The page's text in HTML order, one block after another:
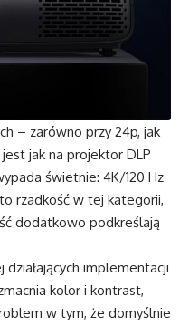
– zarówno przy 24p, jak
jak na projektor DLP
świetnie: 4K/120 Hz
rzadkość w tej kategorii,
dodatkowo podkreślają
implementacji
kolor i kontrast,
w tym, że domyślnie